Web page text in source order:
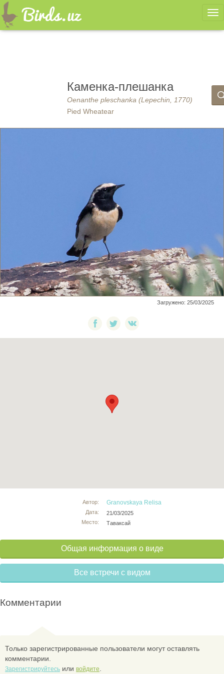
Каменка-плешанка
Oenanthe pleschanka (Lepechin, 1770)
Pied Wheatear
Загружено: 25/03/2025
Автор:
Дата:
Место:
Granovskaya Relisa
21/03/2025
Таваксай
Общая информация о виде
Все встречи с видом
Комментарии
Только зарегистрированные пользователи могут оставлять
комментарии.
Зарегистрируйтесь или войдите